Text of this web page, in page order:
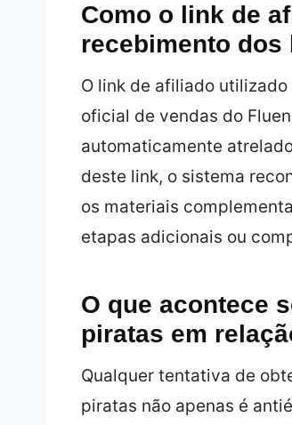
Como o link de
recebimento
O link de afiliado
oficial de vendas do
automaticamente
deste link, o sistema
os materiais
etapas adicionais ou
O que acontece
piratas em
Qualquer tentativa de
piratas não apenas é